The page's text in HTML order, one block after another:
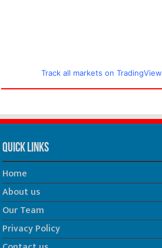
Track all markets on TradingView
Quick Links
Home
About us
Our Team
Privacy Policy